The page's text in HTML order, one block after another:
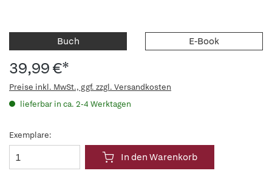
Buch E-Book
39,99 €*
Preise inkl. MwSt., ggf. zzgl. Versandkosten
lieferbar in ca. 2-4 Werktagen
Exemplare:
In den Warenkorb